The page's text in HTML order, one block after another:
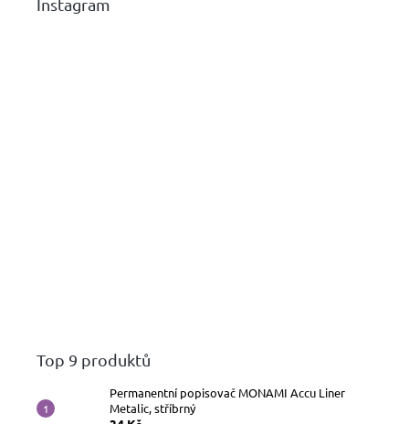
Instagram
Top 9 produktů
Permanentní popisovač MONAMI Accu Liner
Metalic, stříbrný